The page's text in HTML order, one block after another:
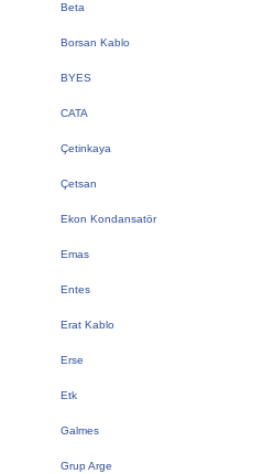
Beta
Borsan Kablo
BYES
CATA
Çetinkaya
Çetsan
Ekon Kondansatör
Emas
Entes
Erat Kablo
Erse
Etk
Galmes
Grup Arge